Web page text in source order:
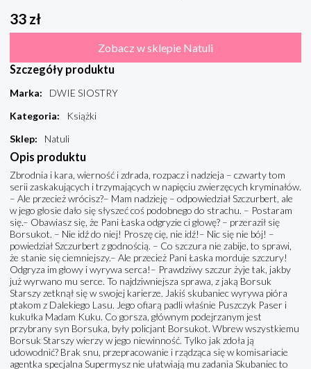
33 zł
Zobacz w sklepie Natuli
Szczegóły produktu
Marka:
DWIE SIOSTRY
Kategoria:
Książki
Sklep: Natuli
Opis produktu
Zbrodnia i kara, wierność i zdrada, rozpacz i nadzieja – czwarty tom
serii zaskakujących i trzymających w napięciu zwierzęcych kryminałów.
– Ale przecież wrócisz?– Mam nadzieję – odpowiedział Szczurbert, ale
w jego głosie dało się słyszeć coś podobnego do strachu. – Postaram
się.– Obawiasz się, że Pani Łaska odgryzie ci głowę? – przeraził się
Borsukot. – Nie idź do niej! Proszę cię, nie idź!– Nic się nie bój! –
powiedział Szczurbert z godnością. – Co szczura nie zabije, to sprawi,
że stanie się ciemniejszy.– Ale przecież Pani Łaska morduje szczury!
Odgryza im głowy i wyrywa serca!– Prawdziwy szczur żyje tak, jakby
już wyrwano mu serce. To najdziwniejsza sprawa, z jaką Borsuk
Starszy zetknął się w swojej karierze. Jakiś skubaniec wyrywa pióra
ptakom z Dalekiego Lasu. Jego ofiarą padli właśnie Puszczyk Paser i
kukułka Madam Kuku. Co gorsza, głównym podejrzanym jest
przybrany syn Borsuka, były policjant Borsukot. Wbrew wszystkiemu
Borsuk Starszy wierzy w jego niewinność. Tylko jak zdoła ją
udowodnić? Brak snu, przepracowanie i rządząca się w komisariacie
agentka specjalna Supermysz nie ułatwiają mu zadania Skubaniec to